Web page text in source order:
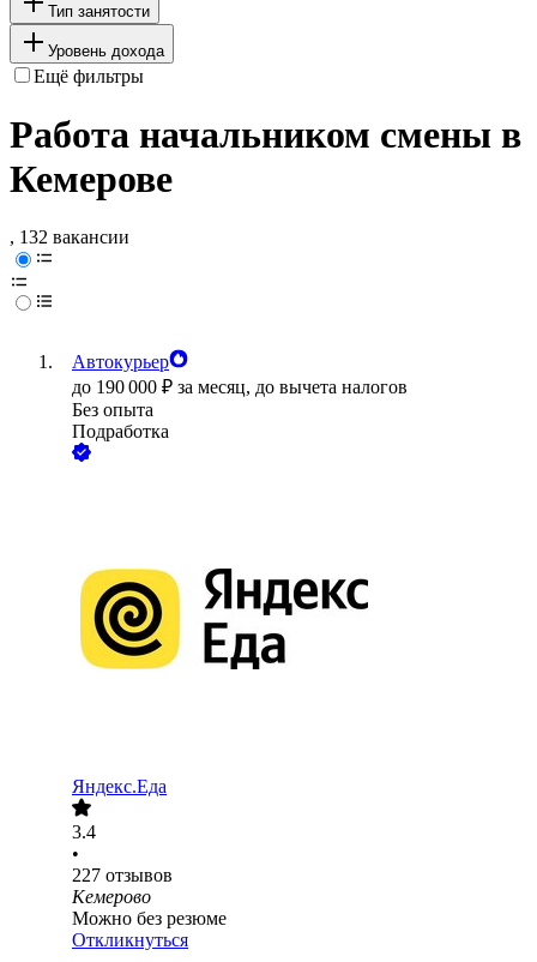
Тип занятости
Уровень дохода
Ещё фильтры
Работа начальником смены в
Кемерове
, 132 вакансии
Автокурьер
до 190 000 ₽ за месяц, до вычета налогов
Без опыта
Подработка
Яндекс.Еда
3.4
•
227 отзывов
Кемерово
Можно без резюме
Откликнуться